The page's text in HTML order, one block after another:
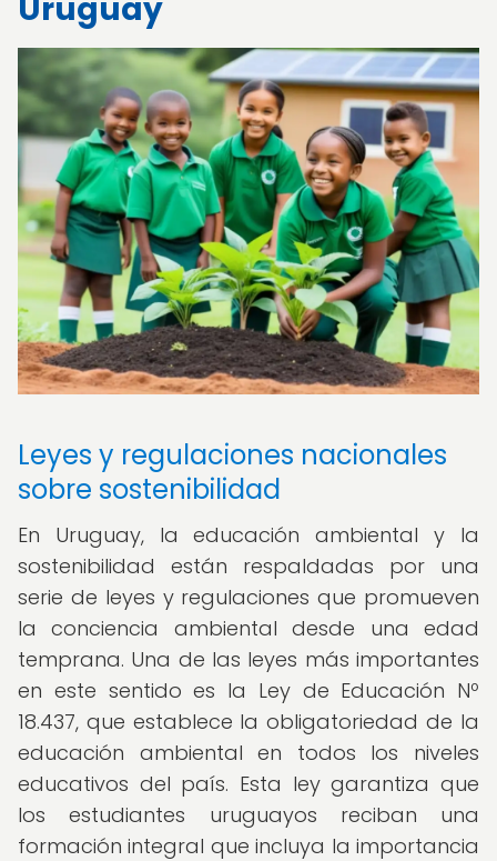
Uruguay
Leyes y regulaciones nacionales
sobre sostenibilidad
En Uruguay, la educación ambiental y la
sostenibilidad están respaldadas por una
serie de leyes y regulaciones que promueven
la conciencia ambiental desde una edad
temprana. Una de las leyes más importantes
en este sentido es la Ley de Educación Nº
18.437, que establece la obligatoriedad de la
educación ambiental en todos los niveles
educativos del país. Esta ley garantiza que
los estudiantes uruguayos reciban una
formación integral que incluya la importancia